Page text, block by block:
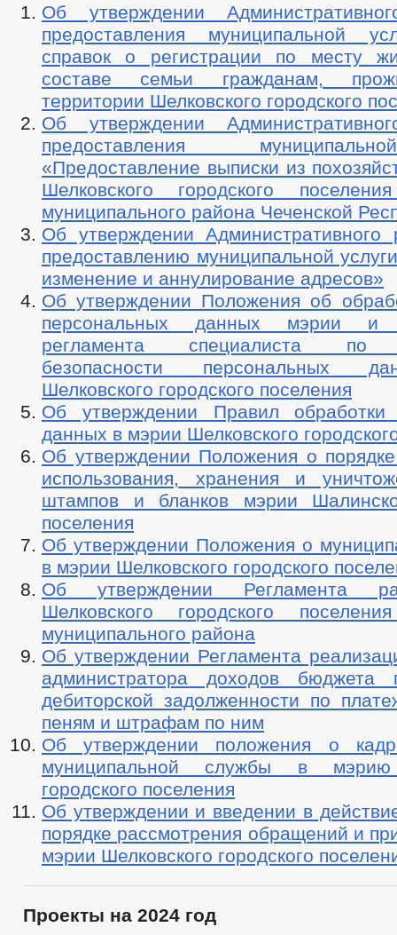
Об утверждении
предоставления муниципальной
справок о регистрации по месту
составе семьи гражданам,
территории Шелковского городского
Об утверждении
предоставления
«Предоставление выписки из
Шелковского городского
муниципального района Чеченской
Об утверждении Административного
предоставлению муниципальной
изменение и аннулирование адресов»
Об утверждении Положения об
персональных данных мэрии и
регламента специалиста по
безопасности персональных
Шелковского городского поселения
Об утверждении Правил обработки
данных в мэрии Шелковского
Об утверждении Положения о порядке
использования, хранения и
штампов и бланков мэрии
поселения
Об утверждении Положения о
в мэрии Шелковского городского
Об утверждении Регламента
Шелковского городского
муниципального района
Об утверждении Регламента
администратора доходов бюджета
дебиторской задолженности по
пеням и штрафам по ним
Об утверждении положения о
муниципальной службы в мэрию
городского поселения
Об утверждении и введении в
порядке рассмотрения обращений и
мэрии Шелковского городского
Проекты на 2024 год